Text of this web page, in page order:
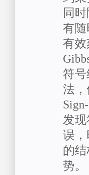
同
有
有
符
法
发
误
的
势。